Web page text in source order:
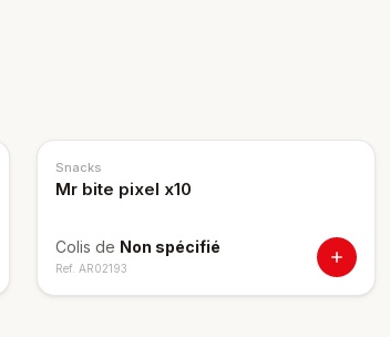
Snacks
Mr bite pixel x10
Colis de Non spécifié
Ref. AR02193